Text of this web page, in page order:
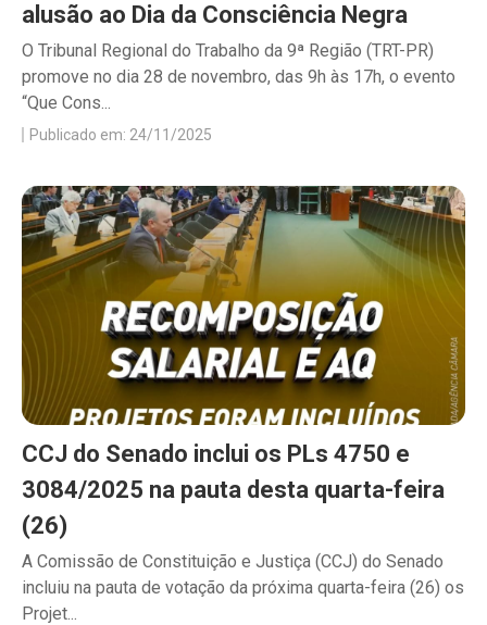
alusão ao Dia da Consciência Negra
O Tribunal Regional do Trabalho da 9ª Região (TRT-PR)
promove no dia 28 de novembro, das 9h às 17h, o evento
“Que Cons...
Publicado em: 24/11/2025
CCJ do Senado inclui os PLs 4750 e
3084/2025 na pauta desta quarta-feira
(26)
A Comissão de Constituição e Justiça (CCJ) do Senado
incluiu na pauta de votação da próxima quarta-feira (26) os
Projet...